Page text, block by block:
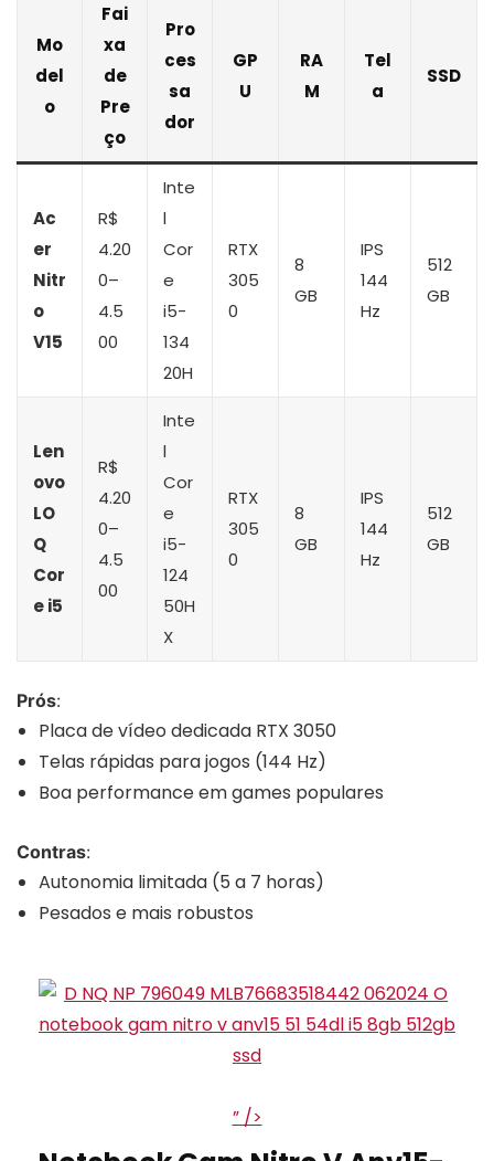
Mo
del
o
Fai
xa
de
Pre
ço
Pro
ces
sa
dor
GP
U
RA
M
Tel
a
SSD
Ac
er
Nitr
o
V15
R$
4.20
0–
4.5
00
Inte
l
Cor
e
i5-
134
20H
RTX
305
0
8
GB
IPS
144
Hz
512
GB
Len
ovo
LO
Q
Cor
e i5
R$
4.20
0–
4.5
00
Inte
l
Cor
e
i5-
124
50H
X
RTX
305
0
8
GB
IPS
144
Hz
512
GB
Prós:
Placa de vídeo dedicada RTX 3050
Telas rápidas para jogos (144 Hz)
Boa performance em games populares
Contras:
Autonomia limitada (5 a 7 horas)
Pesados e mais robustos
” />